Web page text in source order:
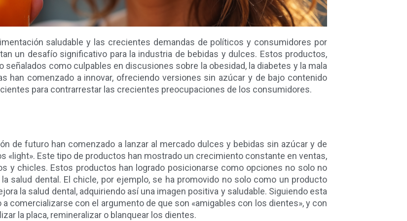
saludable y las crecientes demandas de políticos y consumidores por
un desafío significativo para la industria de bebidas y dulces. Estos productos,
como culpables en discusiones sobre la obesidad, la diabetes y la mala
han comenzado a innovar, ofreciendo versiones sin azúcar y de bajo contenido
para contrarrestar las crecientes preocupaciones de los consumidores.
de futuro han comenzado a lanzar al mercado dulces y bebidas sin azúcar y de
«light». Este tipo de productos han mostrado un crecimiento constante en ventas,
y chicles. Estos productos han logrado posicionarse como opciones no solo no
salud dental. El chicle, por ejemplo, se ha promovido no solo como un producto
la salud dental, adquiriendo así una imagen positiva y saludable. Siguiendo esta
comercializarse con el argumento de que son «amigables con los dientes», y con
la placa, remineralizar o blanquear los dientes.